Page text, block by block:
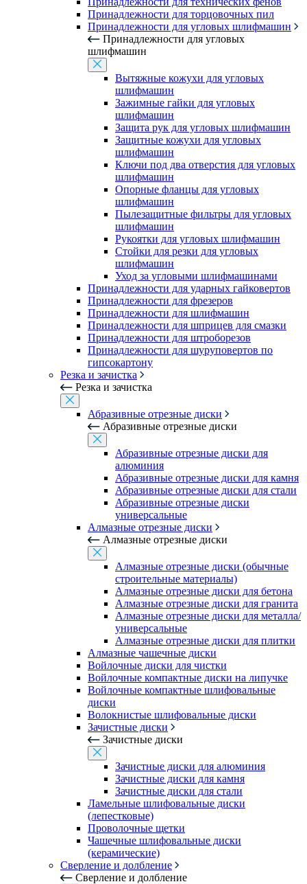
Принадлежности для торцовочных пил
Принадлежности для угловых шлифмашин
Принадлежности для угловых
шлифмашин
Вытяжные кожухи для угловых
шлифмашин
Зажимные гайки для угловых
шлифмашин
Защита рук для угловых шлифмашин
Защитные кожухи для угловых
шлифмашин
Ключи под два отверстия для угловых
шлифмашин
Опорные фланцы для угловых
шлифмашин
Пылезащитные фильтры для угловых
шлифмашин
Рукоятки для угловых шлифмашин
Стойки для резки для угловых
шлифмашин
Уход за угловыми шлифмашинами
Принадлежности для ударных гайковертов
Принадлежности для фрезеров
Принадлежности для шлифмашин
Принадлежности для шприцев для смазки
Принадлежности для штроборезов
Принадлежности для шуруповертов по
гипсокартону
Резка и зачистка
Резка и зачистка
Абразивные отрезные диски
Абразивные отрезные диски
Абразивные отрезные диски для
алюминия
Абразивные отрезные диски для камня
Абразивные отрезные диски для стали
Абразивные отрезные диски
универсальные
Алмазные отрезные диски
Алмазные отрезные диски
Алмазные отрезные диски (обычные
строительные материалы)
Алмазные отрезные диски для бетона
Алмазные отрезные диски для гранита
Алмазные отрезные диски для металла/
универсальные
Алмазные отрезные диски для плитки
Алмазные чашечные диски
Войлочные диски для чистки
Войлочные компактные диски на липучке
Войлочные компактные шлифовальные
диски
Волокнистые шлифовальные диски
Зачистные диски
Зачистные диски
Зачистные диски для алюминия
Зачистные диски для камня
Зачистные диски для стали
Ламельные шлифовальные диски
(лепестковые)
Проволочные щетки
Чашечные шлифовальные диски
(керамические)
Сверление и долбление
Сверление и долбление